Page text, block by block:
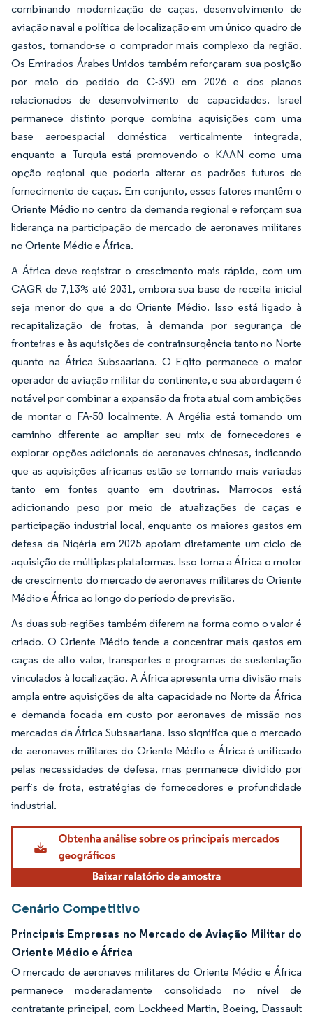
combinando modernização de caças, desenvolvimento de
aviação naval e política de localização em um único quadro de
gastos, tornando-se o comprador mais complexo da região.
Os Emirados Árabes Unidos também reforçaram sua posição
por meio do pedido do C-390 em 2026 e dos planos
relacionados de desenvolvimento de capacidades. Israel
permanece distinto porque combina aquisições com uma
base aeroespacial doméstica verticalmente integrada,
enquanto a Turquia está promovendo o KAAN como uma
opção regional que poderia alterar os padrões futuros de
fornecimento de caças. Em conjunto, esses fatores mantêm o
Oriente Médio no centro da demanda regional e reforçam sua
liderança na participação de mercado de aeronaves militares
no Oriente Médio e África.
A África deve registrar o crescimento mais rápido, com um
CAGR de 7,13% até 2031, embora sua base de receita inicial
seja menor do que a do Oriente Médio. Isso está ligado à
recapitalização de frotas, à demanda por segurança de
fronteiras e às aquisições de contrainsurgência tanto no Norte
quanto na África Subsaariana. O Egito permanece o maior
operador de aviação militar do continente, e sua abordagem é
notável por combinar a expansão da frota atual com ambições
de montar o FA-50 localmente. A Argélia está tomando um
caminho diferente ao ampliar seu mix de fornecedores e
explorar opções adicionais de aeronaves chinesas, indicando
que as aquisições africanas estão se tornando mais variadas
tanto em fontes quanto em doutrinas. Marrocos está
adicionando peso por meio de atualizações de caças e
participação industrial local, enquanto os maiores gastos em
defesa da Nigéria em 2025 apoiam diretamente um ciclo de
aquisição de múltiplas plataformas. Isso torna a África o motor
de crescimento do mercado de aeronaves militares do Oriente
Médio e África ao longo do período de previsão.
As duas sub-regiões também diferem na forma como o valor é
criado. O Oriente Médio tende a concentrar mais gastos em
caças de alto valor, transportes e programas de sustentação
vinculados à localização. A África apresenta uma divisão mais
ampla entre aquisições de alta capacidade no Norte da África
e demanda focada em custo por aeronaves de missão nos
mercados da África Subsaariana. Isso significa que o mercado
de aeronaves militares do Oriente Médio e África é unificado
pelas necessidades de defesa, mas permanece dividido por
perfis de frota, estratégias de fornecedores e profundidade
industrial.
Cenário Competitivo
Principais Empresas no Mercado de Aviação Militar do
Oriente Médio e África
O mercado de aeronaves militares do Oriente Médio e África
permanece moderadamente consolidado no nível de
contratante principal, com Lockheed Martin, Boeing, Dassault